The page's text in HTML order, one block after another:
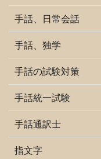
手話、日常会話
手話、独学
手話の試験対策
手話統一試験
手話通訳士
指文字